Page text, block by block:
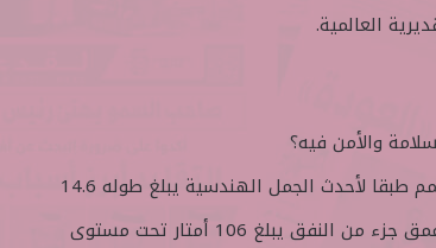
العالمية.
والأمن فيه؟
► نفق “أوراسيا من الأنفاق الحديثة وقد صمم طبقا لأحدث الجمل الهندسية يبلغ طوله 14.6
كيلومتر، وبني في قاع مضيق البوسفور، وأعمق جزء من النفق يبلغ 106 أمتار تحت مستوى